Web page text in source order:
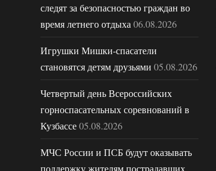
следят за безопасностью граждан во
время летнего отдыха 06.08.2026
Игрушки Мишки-спасатели
становятся детям друзьями 05.08.2026
Четвертый день Всероссийских
горноспасательных соревнований в
Кузбассе 05.08.2026
МЧС России и ПСБ будут оказывать
поддержку жителям пострадавших